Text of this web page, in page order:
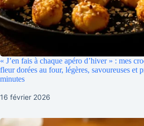
« J’en fais à chaque apéro d’hiver » : mes
fleur dorées au four, légères, savoureuses et
minutes
16 février 2026